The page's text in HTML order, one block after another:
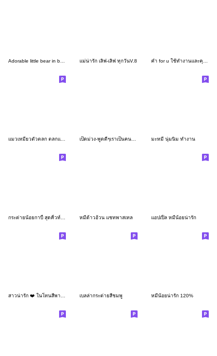
แม่น่ารัก เลิฟ-เลิฟ ทุกวันV.8
แมวเหมียวตัวตลก ตลกแดก เป็ดม่วง-พูดดีๆเราเป็นคนสวย มะหมี นุ่มนิ่ม ทำงาน
หมีต้าวอ้วน แชทพาสเทล แอปเปิ้ล หมีน้อยน่ารัก
เบลล่ากระต่ายสีชมพู หมีน้อยน่ารัก 120%